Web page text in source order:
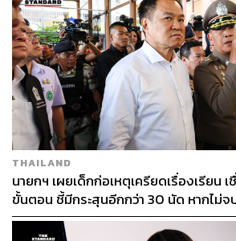
THAILAND
นายกฯ เผยเด็กก่อเหตุเครียดเรื่องเรียน เ
ขั้นตอน ชี้มีกระสุนอีกกว่า 30 นัด หากไม่จ
สูญเสียเพิ่ม